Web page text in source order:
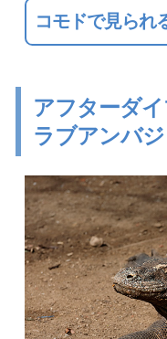
コモドで見られ
アフターダ
ラブアンバ